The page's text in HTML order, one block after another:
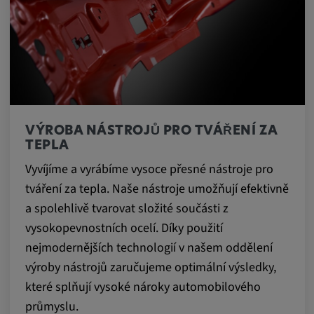
VÝROBA NÁSTROJŮ PRO TVÁŘENÍ ZA
TEPLA
Vyvíjíme a vyrábíme vysoce přesné nástroje pro
tváření za tepla. Naše nástroje umožňují efektivně
a spolehlivě tvarovat složité součásti z
vysokopevnostních ocelí. Díky použití
nejmodernějších technologií v našem oddělení
výroby nástrojů zaručujeme optimální výsledky,
které splňují vysoké nároky automobilového
průmyslu.
Trvání cookies:
Externí média
Nutné pro zobrazení obsahu z externích
mediálních platforem.
Google Maps
Název:
DV, SOCS, NID, AEC, CONSENT, OGPC
Poskytovatel:
google.com
Účel: